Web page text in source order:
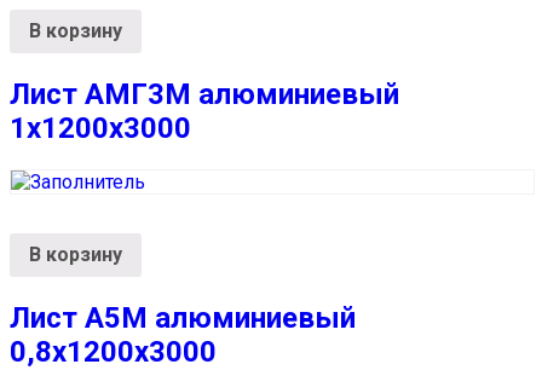
В корзину
Лист АМГ3М алюминиевый
1х1200х3000
В корзину
Лист А5М алюминиевый
0,8х1200х3000